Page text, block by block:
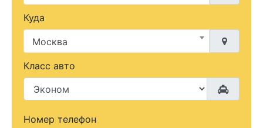
Куда
Москва
Класс авто
Номер телефон